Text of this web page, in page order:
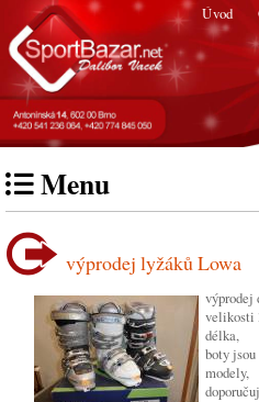
Úvod
Menu
výprodej lyžáků Lowa
výprodej
velikosti
délka,
boty jsou
modely,